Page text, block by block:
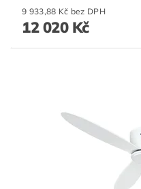
9 933,88 Kč bez DPH
12 020 Kč